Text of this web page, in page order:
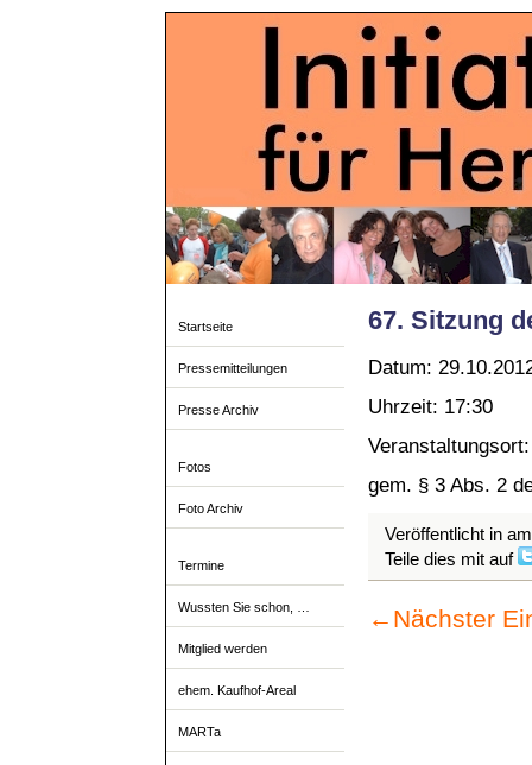
Startseite
Pressemitteilungen
Presse Archiv
Fotos
Foto Archiv
Termine
Wussten Sie schon, …
Mitglied werden
ehem. Kaufhof-Areal
MARTa
67. Sitzung
Datum:
Uhrzeit: 17:30
gem. § 3 Abs. 2
Veröffentlicht in
Teile dies mit auf
← Nächster